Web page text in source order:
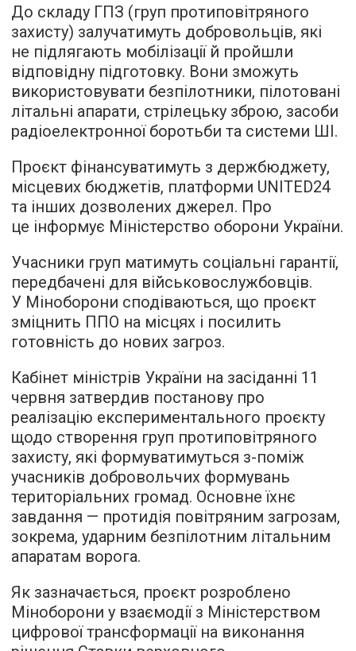
До складу ГПЗ (груп протиповітряного
захисту) залучатимуть добровольців, які
не підлягають мобілізації й пройшли
відповідну підготовку. Вони зможуть
використовувати безпілотники, пілотовані
літальні апарати, стрілецьку зброю, засоби
радіоелектронної боротьби та системи ШІ.
Проєкт фінансуватимуть з держбюджету,
місцевих бюджетів, платформи UNITED24
та інших дозволених джерел. Про
це інформує Міністерство оборони України.
Учасники груп матимуть соціальні гарантії,
передбачені для військовослужбовців.
У Міноборони сподіваються, що проєкт
зміцнить ППО на місцях і посилить
готовність до нових загроз.
Кабінет міністрів України на засіданні 11
червня затвердив постанову про
реалізацію експериментального проєкту
щодо створення груп протиповітряного
захисту, які формуватимуться з-поміж
учасників добровольчих формувань
територіальних громад. Основне їхнє
завдання — протидія повітряним загрозам,
зокрема, ударним безпілотним літальним
апаратам ворога.
Як зазначається, проєкт розроблено
Міноборони у взаємодії з Міністерством
цифрової трансформації на виконання